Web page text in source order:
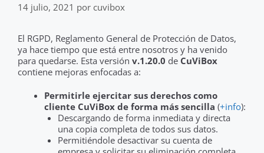
14 julio, 2021 por cuvibox
El RGPD, Reglamento General de Protección de Datos,
ya hace tiempo que está entre nosotros y ha venido
para quedarse. Esta versión v.1.20.0 de CuViBox
contiene mejoras enfocadas a:
Permitirle ejercitar sus derechos como
cliente CuViBox de forma más sencilla (+info):
Descargando de forma inmediata y directa
una copia completa de todos sus datos.
Permitiéndole desactivar su cuenta de